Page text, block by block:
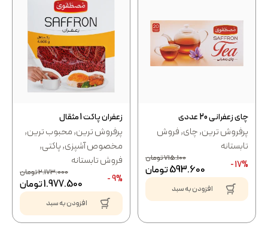
چای زعفرانی 20 عددی
پرفروش ترین,چای,فروش
تابستانه
17% -
715.100تومان
593.600تومان
افزودن به سبد
زعفران پاکت 1 مثقال
پرفروش ترین,محبوب ترین,
مخصوص آشپزی,پاکتی,
فروش تابستانه
9% -
2.173.000تومان
1.977.500تومان
افزودن به سبد